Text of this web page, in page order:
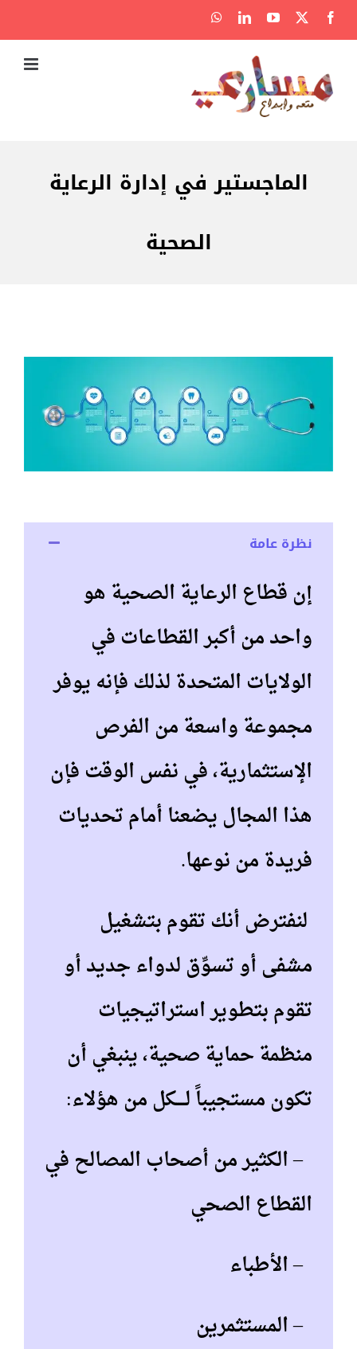
to
content
Facebook
X
YouTube
LinkedIn
WhatsApp
الماجستير في إدارة الرعاية
الصحية
نظرة عامة
إن قطاع الرعاية الصحية هو
واحد من أكبر القطاعات في
الولايات المتحدة لذلك فإنه يوفر
مجموعة واسعة من الفرص
الإستثمارية، في نفس الوقت فإن
هذا المجال يضعنا أمام تحديات
فريدة من نوعها.
لنفترض أنك تقوم بتشغيل
مشفى أو تسوِّق لدواء جديد أو
تقوم بتطوير استراتيجيات
منظمة حماية صحية، ينبغي أن
تكون مستجيباً لــــكل من هؤلاء:
– الكثير من أصحاب المصالح في
القطاع الصحي
– الأطباء
– المستثمرين